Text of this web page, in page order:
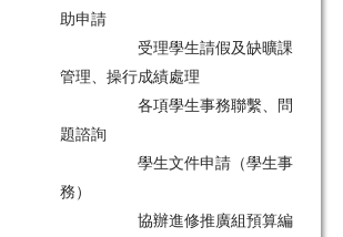
助申請
受理學生請假及缺曠課
管理、操行成績處理
各項學生事務聯繫、問
題諮詢
學生文件申請（學生事
務）
協辦進修推廣組預算編